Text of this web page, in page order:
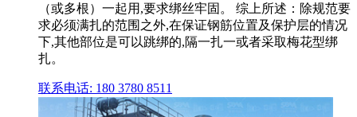
（或多根）一起用,要求绑丝牢固。 综上所述：除规范要
求必须满扎的范围之外,在保证钢筋位置及保护层的情况
下,其他部位是可以跳绑的,隔一扎一或者采取梅花型绑
扎。
联系电话: 180 3780 8511